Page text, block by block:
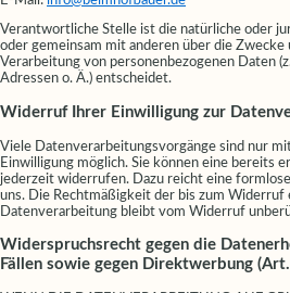
Verantwortliche Stelle ist die natürliche oder
oder gemeinsam mit anderen über die
Verarbeitung von personenbezogenen Daten
Adressen o. Ä.) entscheidet.
Widerruf Ihrer Einwilligung zur
Viele Datenverarbeitungsvorgänge sind nur
Einwilligung möglich. Sie können eine bereits
jederzeit widerrufen. Dazu reicht eine
uns. Die Rechtmäßigkeit der bis zum Widerruf
Datenverarbeitung bleibt vom Widerruf
Widerspruchsrecht gegen die
Fällen sowie gegen Direktwerbung